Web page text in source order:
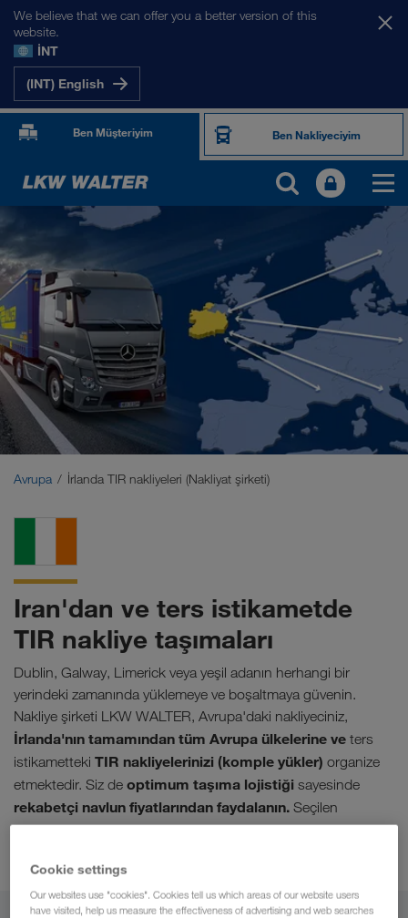
We believe that we can offer you a better version of this
website.
İNT
(INT) English
Ben Müşteriyim Ben Nakliyeciyim
PAZARLARIMIZ
Avrupa
Orta Asya
Rusya
Orta Doğu
Avrupa İrlanda TIR nakliyeleri (Nakliyat şirketi)
Iran'dan ve ters istikametde
TIR nakliye taşımaları
Dublin, Galway, Limerick veya yeşil adanın herhangi bir
yerindeki zamanında yüklemeye ve boşaltmaya güvenin.
Nakliye şirketi LKW WALTER, Avrupa'daki nakliyeciniz,
İrlanda'nın tamamından tüm Avrupa ülkelerine ve ters
istikametteki TIR nakliyelerinizi (komple yükler) organize
etmektedir. Siz de optimum taşıma lojistiği sayesinde
rekabetçi navlun fiyatlarından faydalanın. Seçilen
güzergahlarda dakombine taşımacılıkalanında da faaliyet
Cookie settings
Our websites use "cookies". Cookies tell us which areas of our website users
have visited, help us measure the effectiveness of advertising and web searches